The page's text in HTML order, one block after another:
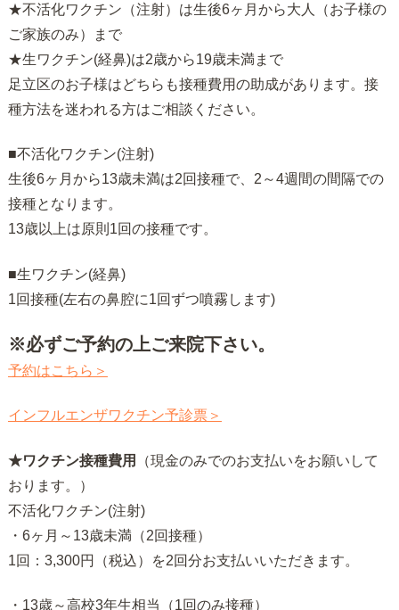
★不活化ワクチン（注射）は生後6ヶ月から大人（お子様の
ご家族のみ）まで
★生ワクチン(経鼻)は2歳から19歳未満まで
足立区のお子様はどちらも接種費用の助成があります。接
種方法を迷われる方はご相談ください。
■不活化ワクチン(注射)
生後6ヶ月から13歳未満は2回接種で、2～4週間の間隔での
接種となります。
13歳以上は原則1回の接種です。
■生ワクチン(経鼻)
1回接種(左右の鼻腔に1回ずつ噴霧します)
※必ずご予約の上ご来院下さい。
予約はこちら＞
インフルエンザワクチン予診票＞
★ワクチン接種費用
（現金のみでのお支払いをお願いして
おります。）
不活化ワクチン(注射)
・6ヶ月～13歳未満（2回接種）
1回：3,300円（税込）を2回分お支払いいただきます。
・13歳～高校3年生相当（1回のみ接種）